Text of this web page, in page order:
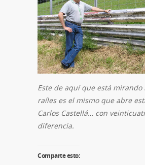
Este de aquí que está mirando
raíles es el mismo que abre
Carlos Castellá… con
diferencia.
Comparte esto: